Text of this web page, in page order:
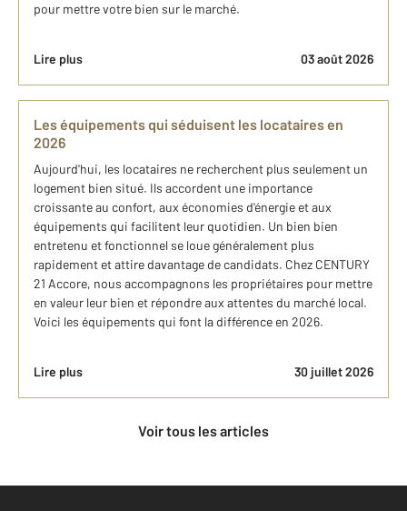
pour mettre votre bien sur le marché.
Lire plus 03 août 2026
Les équipements qui séduisent les locataires en
2026
Aujourd'hui, les locataires ne recherchent plus seulement un
logement bien situé. Ils accordent une importance
croissante au confort, aux économies d'énergie et aux
équipements qui facilitent leur quotidien. Un bien bien
entretenu et fonctionnel se loue généralement plus
rapidement et attire davantage de candidats. Chez CENTURY
21 Accore, nous accompagnons les propriétaires pour mettre
en valeur leur bien et répondre aux attentes du marché local.
Voici les équipements qui font la différence en 2026.
Lire plus 30 juillet 2026
Voir tous les articles